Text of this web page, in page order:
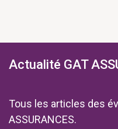
Actualité GAT
Tous les articles des
ASSURANCES.